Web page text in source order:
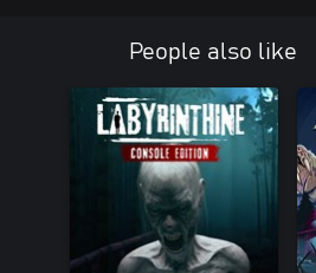
People also like